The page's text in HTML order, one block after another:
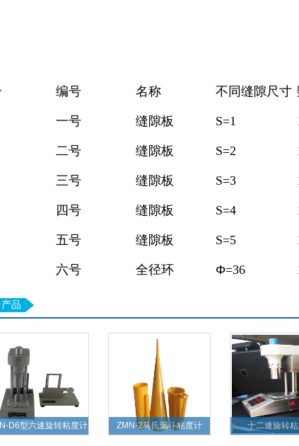
编号 名称 不同缝隙尺寸
一号 缝隙板 S=1
二号 缝隙板 S=2
三号 缝隙板 S=3
四号 缝隙板 S=4
五号 缝隙板 S=5
六号 全径环 Φ=36
品
D6型六速旋转粘度计 ZMN-2马氏漏斗粘度计 十二速旋转